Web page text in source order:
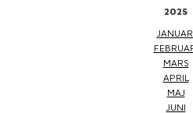
2025
MARS
APRIL
MAJ
JUNI